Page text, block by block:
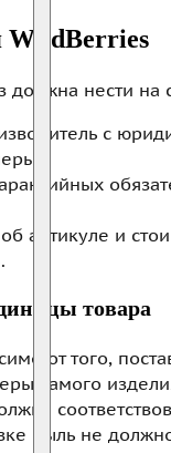
WildBerries
должна нести
с
артикуле и
товара
от того,
самого
быль не